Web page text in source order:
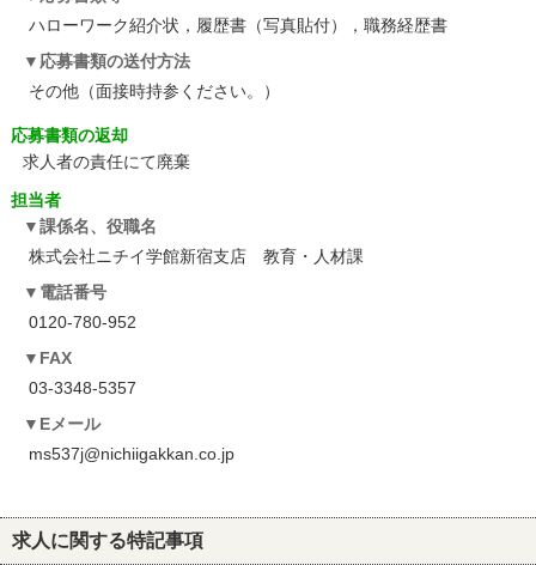
ハローワーク紹介状，履歴書（写真貼付），職務経歴書
応募書類の送付方法
その他（面接時持参ください。）
応募書類の返却
求人者の責任にて廃棄
担当者
課係名、役職名
株式会社ニチイ学館新宿支店 教育・人材課
電話番号
0120-780-952
FAX
03-3348-5357
Eメール
ms537j@nichiigakkan.co.jp
求人に関する特記事項